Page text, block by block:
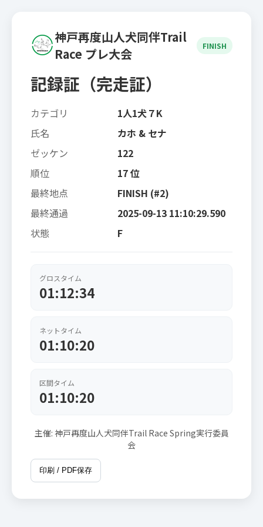
神戸再度山人犬同伴Trail
Race プレ大会
FINISH
記録証（完走証）
カテゴリ
1人1犬７K
氏名
カホ & セナ
ゼッケン
122
順位
17 位
最終地点
FINISH (#2)
最終通過
2025-09-13 11:10:29.590
状態
F
グロスタイム
01:12:34
ネットタイム
01:10:20
区間タイム
01:10:20
主催: 神戸再度山人犬同伴Trail Race Spring実行委員
会
印刷 / PDF保存